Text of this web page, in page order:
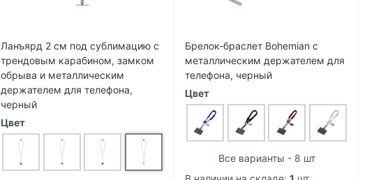
Ланъярд 2 см под сублимацию с
трендовым карабином, замком
обрыва и металлическим
держателем для телефона,
черный
Цвет
Брелок-браслет Bohemian c
металлическим держателем для
телефона, черный
Цвет
Все варианты - 8 шт